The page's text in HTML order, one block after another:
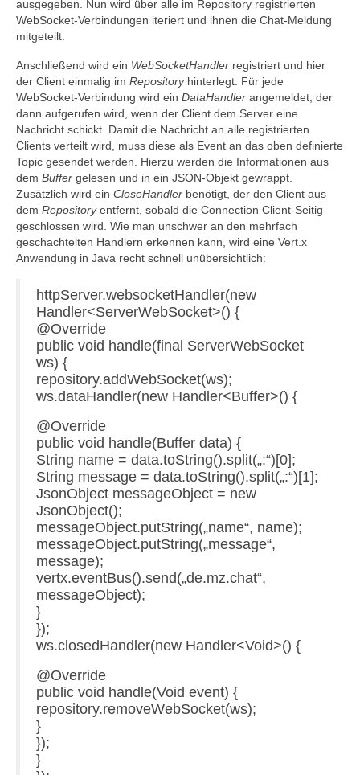
ausgegeben. Nun wird über alle im Repository registrierten
WebSocket-Verbindungen iteriert und ihnen die Chat-Meldung
mitgeteilt.
Anschließend wird ein WebSocketHandler registriert und hier
der Client einmalig im Repositoryhinterlegt. Für jede
WebSocket-Verbindung wird ein DataHandler angemeldet, der
dann aufgerufen wird, wenn der Client dem Server eine
Nachricht schickt. Damit die Nachricht an alle registrierten
Clients verteilt wird, muss diese als Event an das oben definierte
Topic gesendet werden. Hierzu werden die Informationen aus
dem Buffer gelesen und in ein JSON-Objekt gewrappt.
Zusätzlich wird ein CloseHandler benötigt, der den Client aus
dem Repositoryentfernt, sobald die Connection Client-Seitig
geschlossen wird. Wie man unschwer an den mehrfach
geschachtelten Handlern erkennen kann, wird eine Vert.x
Anwendung in Java recht schnell unübersichtlich:
httpServer.websocketHandler(new
Handler<ServerWebSocket>() {
@Override
public void handle(final ServerWebSocket
ws) {
repository.addWebSocket(ws);
ws.dataHandler(new Handler<Buffer>() {
@Override
public void handle(Buffer data) {
String name = data.toString().split(„:“)[0];
String message = data.toString().split(„:“)[1];
JsonObject messageObject = new
JsonObject();
messageObject.putString(„name“, name);
messageObject.putString(„message“,
message);
vertx.eventBus().send(„de.mz.chat“,
messageObject);
}
});
ws.closedHandler(new Handler<Void>() {
@Override
public void handle(Void event) {
repository.removeWebSocket(ws);
}
});
}